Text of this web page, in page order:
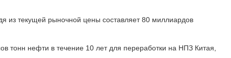
из текущей рыночной цены составляет 80 миллиардов
тонн нефти в течение 10 лет для переработки на НПЗ Китая,